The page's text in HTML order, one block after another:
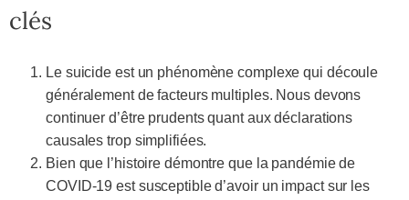
clés
Le suicide est un phénomène complexe qui découle
généralement de facteurs multiples. Nous devons
continuer d’être prudents quant aux déclarations
causales trop simplifiées.
Bien que l’histoire démontre que la pandémie de
COVID-19 est susceptible d’avoir un impact sur les